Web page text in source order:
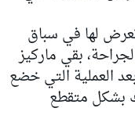
لها في سباق
بقي ماركيز
العملية التي خضع
بشكل متقطع